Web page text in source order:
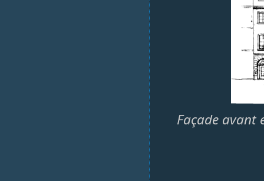
Façade avant